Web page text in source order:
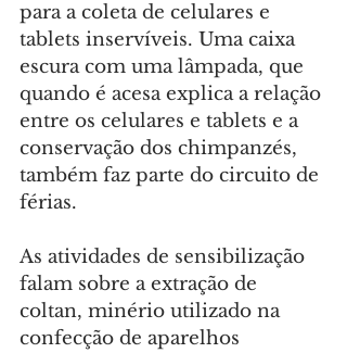
para a coleta de celulares e
tablets inservíveis. Uma caixa
escura com uma lâmpada, que
quando é acesa explica a relação
entre os celulares e tablets e a
conservação dos chimpanzés,
também faz parte do circuito de
férias.
As atividades de sensibilização
falam sobre a extração de
coltan, minério utilizado na
confecção de aparelhos